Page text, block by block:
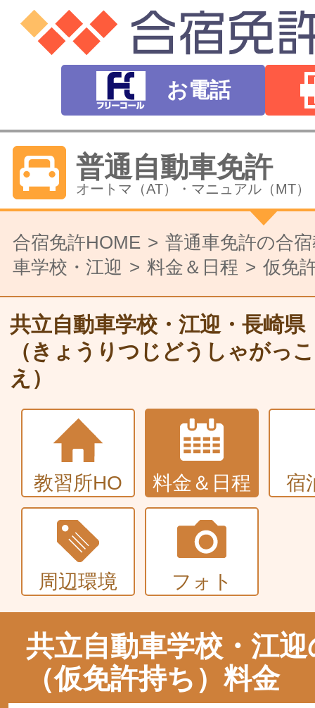
お電話
普通自動車免許
オートマ（AT）・マニュアル（MT）
バイク免許
普通二輪（中型二輪）・大型二輪
大型〜二種免許
中型・大型特殊・けん引・大型二種
普通車+バイク
同時取得
合宿免許HOME
普通車免許の合
車学校・江迎
料金＆日程 仮免
共立自動車学校・江迎・長崎県
（きょうりつじどうしゃがっ
え）
教習所HO 料金＆日程 宿
周辺環境 フォト
共立自動車学校・江迎
（仮免許持ち）料金